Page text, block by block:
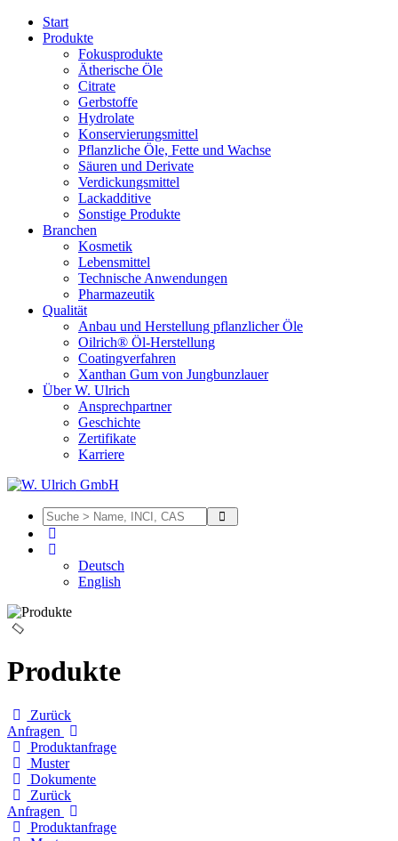
Start
Produkte
Fokusprodukte
Ätherische Öle
Citrate
Gerbstoffe
Hydrolate
Konservierungsmittel
Pflanzliche Öle, Fette und Wachse
Säuren und Derivate
Verdickungsmittel
Lackadditive
Sonstige Produkte
Branchen
Kosmetik
Lebensmittel
Technische Anwendungen
Pharmazeutik
Qualität
Anbau und Herstellung pflanzlicher Öle
Oilrich® Öl-Herstellung
Coatingverfahren
Xanthan Gum von Jungbunzlauer
Über W. Ulrich
Ansprechpartner
Geschichte
Zertifikate
Karriere
Deutsch
English
Produkte
Zurück
Anfragen
Produktanfrage
Muster
Dokumente
Zurück
Anfragen
Produktanfrage